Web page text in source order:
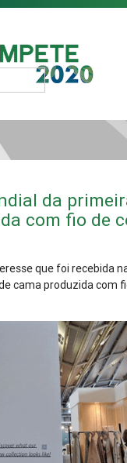
da
com fio de
que foi recebida
cama produzida com